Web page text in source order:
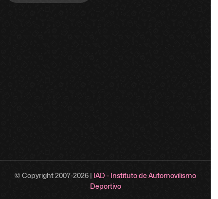
© Copyright 2007-2026 | IAD - Instituto de Automovilismo
Deportivo